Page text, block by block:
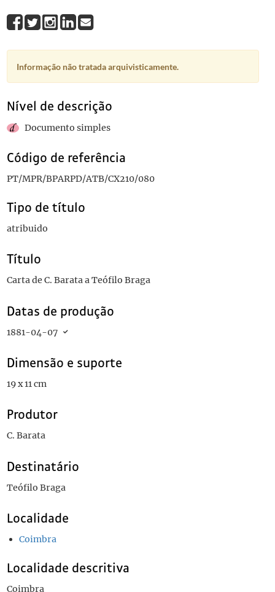
Informação não tratada arquivisticamente.
Nível de descrição
Documento simples
Código de referência
PT/MPR/BPARPD/ATB/CX210/080
Tipo de título
atribuido
Título
Carta de C. Barata a Teófilo Braga
Datas de produção
1881-04-07
Dimensão e suporte
19 x 11 cm
Produtor
C. Barata
Destinatário
Teófilo Braga
Localidade
Coimbra
Localidade descritiva
Coimbra